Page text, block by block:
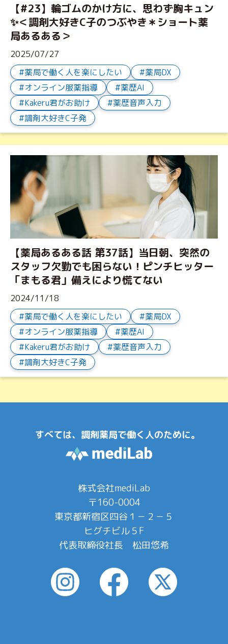
【#23】輪ゴムのかけ方に、思わず胸キュン
✨＜調剤大好きC子のつぶやき＊ショート薬
局あるある＞
2025/07/27
薬局で働く人を楽にしたい
薬局DX
オンライン服薬指導
薬歴AI
Kakeru君がお助け
薬歴音声入力
調剤大好きC子発
【薬局あるある話 第37話】当日朝、突然の
スタッフ欠勤でも困らない！ピンチヒッター
「まもる君」備えにより慌てない
2024/11/18
薬局で働く人を楽にしたい
薬局DX
オンライン服薬指導
薬歴AI
Kakeru君がお助け
薬歴音声入力
調剤大好きC子発
すべては、調剤薬局で働く人のために。
株式会社mediLab
〒160-0004
東京都新宿区四谷１－２－５
ヒグチビル５F
代表取締役社長 松田悠希